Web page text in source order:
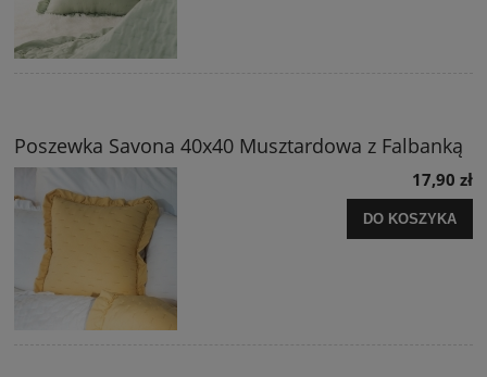
Poszewka Savona 40x40 Musztardowa z Falbanką
17,90 zł
DO KOSZYKA